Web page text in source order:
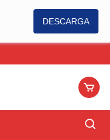
DESCARGA